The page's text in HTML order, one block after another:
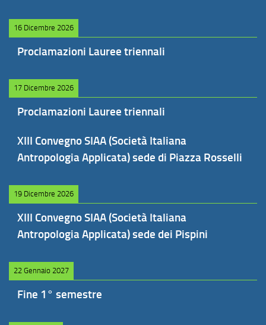
16 Dicembre 2026
Proclamazioni Lauree triennali
17 Dicembre 2026
Proclamazioni Lauree triennali
XIII Convegno SIAA (Società Italiana
Antropologia Applicata) sede di Piazza Rosselli
19 Dicembre 2026
XIII Convegno SIAA (Società Italiana
Antropologia Applicata) sede dei Pispini
22 Gennaio 2027
Fine 1° semestre